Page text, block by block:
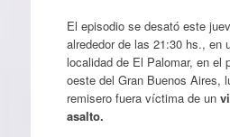
El episodio se desató este
alrededor de las 21:30 hs., en
localidad de El Palomar, en el
oeste del Gran Buenos Aires,
remisero fuera víctima de un
asalto.